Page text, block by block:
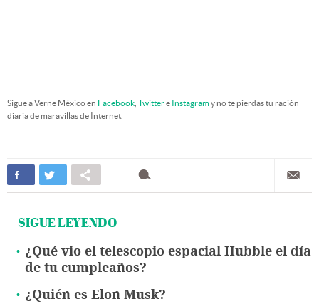
Sigue a Verne México en Facebook Twittere Instagramy no te pierdas tu ración
diaria de maravillas de Internet.
SIGUE LEYENDO
¿Qué vio el telescopio espacial Hubble el día
de tu cumpleaños?
¿Quién es Elon Musk?